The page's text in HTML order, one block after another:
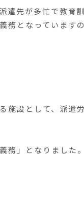
遣先が多忙で教育
務となっています
施設として、派遣
務」となりました。